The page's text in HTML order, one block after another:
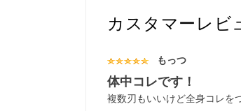
カスタマーレビ
もっつ
体中コレです！
複数刃もいいけど全身コレ